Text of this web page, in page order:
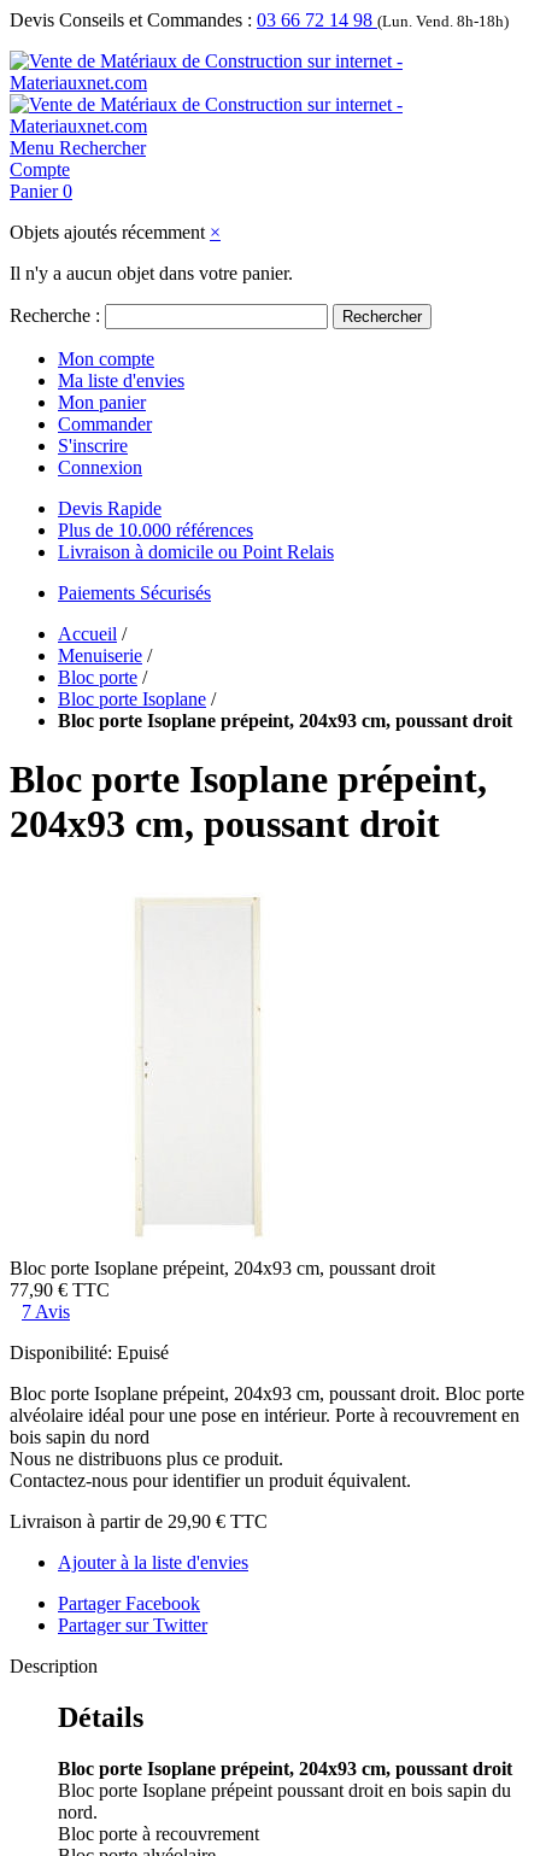
Devis Conseils et Commandes : 03 66 72 14 98 (Lun. Vend. 8h-18h)
Menu Rechercher
Compte
Panier 0
Objets ajoutés récemment ×
Il n'y a aucun objet dans votre panier.
Recherche : Rechercher
Mon compte
Ma liste d'envies
Mon panier
Commander
S'inscrire
Connexion
Devis Rapide
Plus de 10.000 références
Livraison à domicile ou Point Relais
Paiements Sécurisés
Accueil /
Menuiserie /
Bloc porte /
Bloc porte Isoplane /
Bloc porte Isoplane prépeint, 204x93 cm, poussant droit
Bloc porte Isoplane prépeint,
204x93 cm, poussant droit
Bloc porte Isoplane prépeint, 204x93 cm, poussant droit
77,90 € TTC
7 Avis
Disponibilité: Epuisé
Bloc porte Isoplane prépeint, 204x93 cm, poussant droit. Bloc porte
alvéolaire idéal pour une pose en intérieur. Porte à recouvrement en
bois sapin du nord
Nous ne distribuons plus ce produit.
Contactez-nous pour identifier un produit équivalent.
Livraison à partir de 29,90 € TTC
Ajouter à la liste d'envies
Partager Facebook
Partager sur Twitter
Description
Détails
Bloc porte Isoplane prépeint, 204x93 cm, poussant droit
Bloc porte Isoplane prépeint poussant droit en bois sapin du
nord.
Bloc porte à recouvrement